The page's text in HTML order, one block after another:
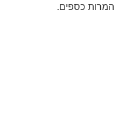
המרות כספים.